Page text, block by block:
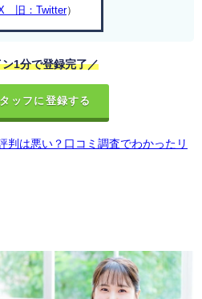
旧：Twitter）
1分で登録完了／
ッフに登録する
判は悪い？口コミ調査でわかったリ